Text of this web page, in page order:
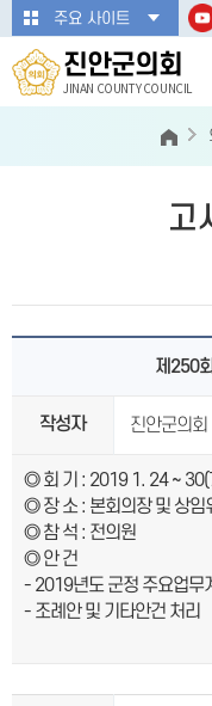
본문바로가기
주요 사이트
진안군의회
JINAN COUNTY COUNCIL
고
제250
작성자 진안군의회
◎회 기 : 2019 1. 24 ~
◎장 소: 본회의장 및 상임
◎참 석 : 전의원
◎안 건
- 2019년도 군정 주요업무
- 조례안 및 기타안건 처리